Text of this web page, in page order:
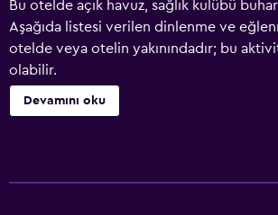
Bu otelde açık havuz, sağlık kulübü buhar
Aşağıda listesi verilen dinlenme ve
otelde veya otelin yakınındadır; bu
olabilir.
Devamını oku